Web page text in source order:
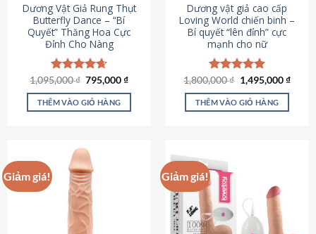
Dương Vật Giả Rung Thụt
Butterfly Dance – “Bí
Quyết” Thăng Hoa Cực
Đỉnh Cho Nàng
Được xếp
hạng4.65
5 sao
1,095,000₫ Giá
là:
1,095,000 ₫.
795,000₫Giá
tại
THÊM VÀO GIỎ HÀNG
Dương vật giả cao cấp
Loving World chiến binh –
Bí quyết “lên đỉnh” cực
mạnh cho nữ
Được xếp
hạng4.89
5 sao
1,800,000₫ Giá
gốc
là:
1,800,000 ₫.
1,495,000₫Giá
THÊM VÀO GIỎ HÀNG
Giảm giá! Giảm giá!